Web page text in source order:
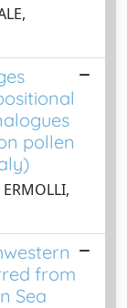
pollen
from
Sea